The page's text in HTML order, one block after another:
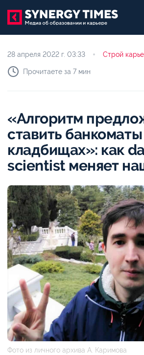
28 апреля 2022 г. 03:33 Строй
Прочитаете за 7 мин
«Алгоритм
ставить
кладбищах»: как
scientist меняет
Фото из личного архива А. Каримова